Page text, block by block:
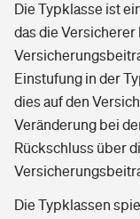
Die Typklasse ist
das die
Einstufung in der
dies auf den
Veränderung bei
Rückschluss über
Die Typklassen